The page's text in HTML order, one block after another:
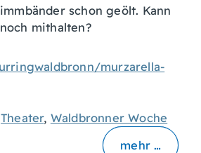
murzarella-
schon geölt. Kann
mithalten?
Theater, Waldbronner Woche
mehr …